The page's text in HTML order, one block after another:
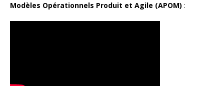
Modèles Opérationnels Produit et Agile (APOM) :